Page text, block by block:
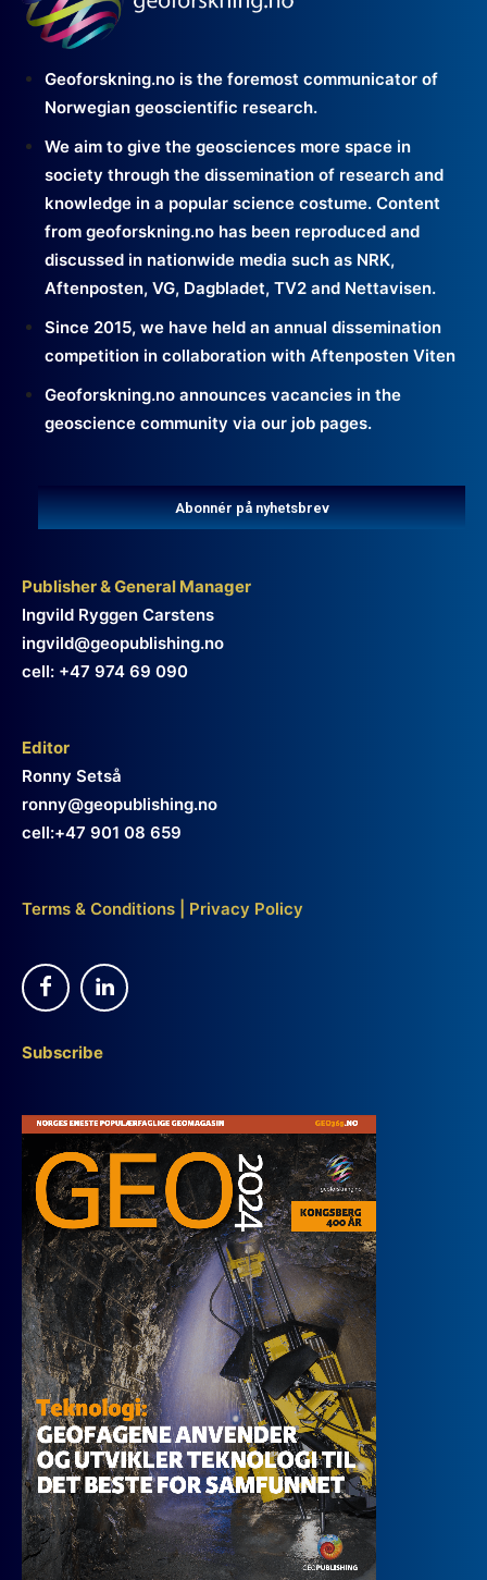
Geoforskning.no is the foremost communicator of
Norwegian geoscientific research.
We aim to give the geosciences more space in
society through the dissemination of research and
knowledge in a popular science costume. Content
from geoforskning.no has been reproduced and
discussed in nationwide media such as NRK,
Aftenposten, VG, Dagbladet, TV2 and Nettavisen.
Since 2015, we have held an annual dissemination
competition in collaboration with Aftenposten Viten
Geoforskning.no announces vacancies in the
geoscience community via our job pages.
Abonnér på nyhetsbrev
Publisher & General Manager
Ingvild Ryggen Carstens
ingvild@geopublishing.no
cell: +47 974 69 090
Editor
Ronny Setså
ronny@geopublishing.no
cell:+47 901 08 659
Terms & Conditions Privacy Policy
Subscribe